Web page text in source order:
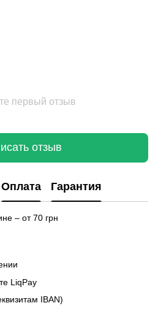
первый отзыв
отзыв
Оплата Гарантия
– от 70 грн
LiqPay
IBAN)